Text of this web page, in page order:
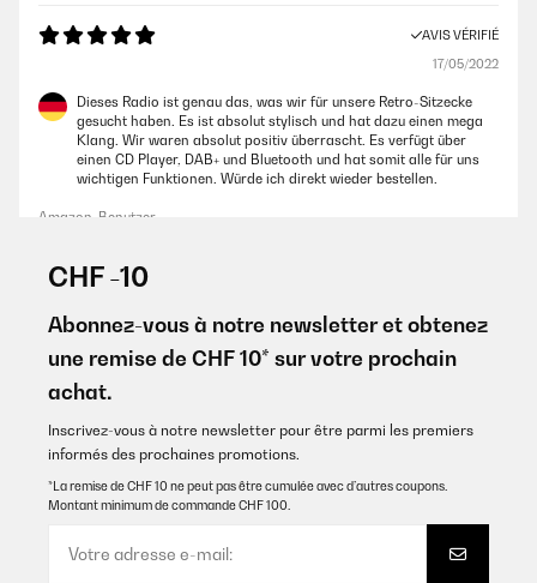
AVIS VÉRIFIÉ
17/05/2022
Dieses Radio ist genau das, was wir für unsere Retro-Sitzecke
gesucht haben. Es ist absolut stylisch und hat dazu einen mega
Klang. Wir waren absolut positiv überrascht. Es verfügt über
einen CD Player, DAB+ und Bluetooth und hat somit alle für uns
wichtigen Funktionen. Würde ich direkt wieder bestellen.
Amazon-Benutzer
AVIS VÉRIFIÉ
Die DAB plus Funktion ist super, ohne Rauschen Sender hören.
Für die Größe ist der Klang super und es sieht Oldschool aus! ;)
Amazon-Benutzer
Traduire
AVIS VÉRIFIÉ
CHF -10
Abonnez-vous à notre newsletter et obtenez
une remise de CHF 10* sur votre prochain
achat.
Inscrivez-vous à notre newsletter pour être parmi les premiers
informés des prochaines promotions.
*La remise de CHF 10 ne peut pas être cumulée avec d’autres coupons.
Montant minimum de commande CHF 100.